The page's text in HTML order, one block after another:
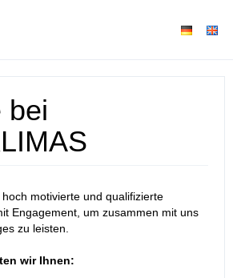
bei
motivierte und qualifizierte
Engagement, um zusammen mit uns
zu leisten.
wir Ihnen: